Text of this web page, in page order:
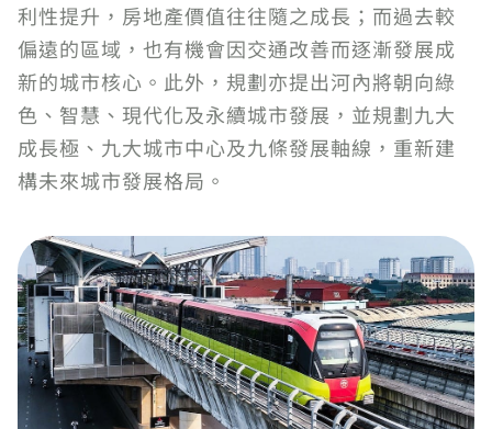
利性提升，房地產價值往往隨之成長；而過去較
偏遠的區域，也有機會因交通改善而逐漸發展成
新的城市核心。此外，規劃亦提出河內將朝向綠
色、智慧、現代化及永續城市發展，並規劃九大
成長極、九大城市中心及九條發展軸線，重新建
構未來城市發展格局。